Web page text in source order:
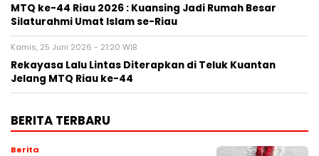
MTQ ke-44 Riau 2026 : Kuansing Jadi Rumah Besar
Silaturahmi Umat Islam se-Riau
Kamis, 25 Juni 2026 - 21:20 WIB
Rekayasa Lalu Lintas Diterapkan di Teluk Kuantan
Jelang MTQ Riau ke-44
BERITA TERBARU
Berita